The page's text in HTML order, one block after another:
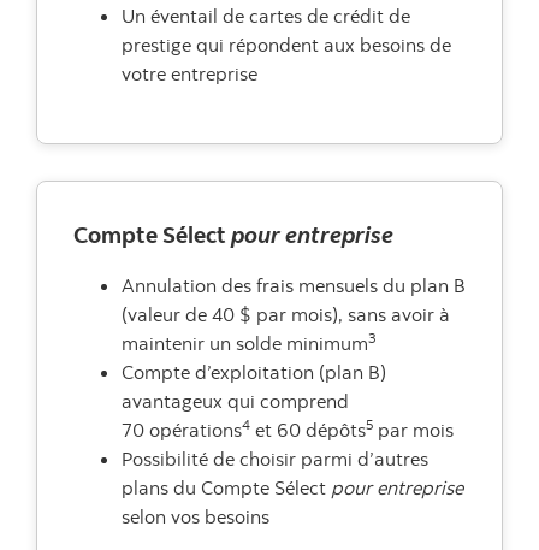
Un éventail de cartes de crédit de
prestige qui répondent aux besoins de
votre entreprise
Compte Sélect pour entreprise
Annulation des frais mensuels du plan B
(valeur de 40 $ par mois), sans avoir à
maintenir un solde minimum3
Compte d’exploitation (plan B)
avantageux qui comprend
70 opérations4 et 60 dépôts5 par mois
Possibilité de choisir parmi d’autres
plans du Compte Sélect pour entreprise
selon vos besoins